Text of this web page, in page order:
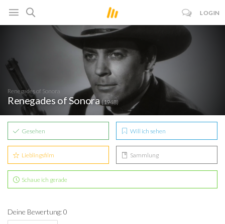
LOGIN
Renegades of Sonora
Renegades of Sonora(1948)
Gesehen Will ich sehen
Lieblingsfilm Sammlung
Schaue ich gerade
Deine Bewertung: 0